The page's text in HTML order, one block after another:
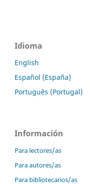
Idioma
English
Español (España)
Português (Portugal)
Información
Para lectores/as
Para autores/as
Para bibliotecarios/as